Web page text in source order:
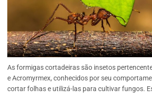
As formigas cortadeiras são insetos
e Acromyrmex, conhecidos por seu
cortar folhas e utilizá-las para cultivar fungos.